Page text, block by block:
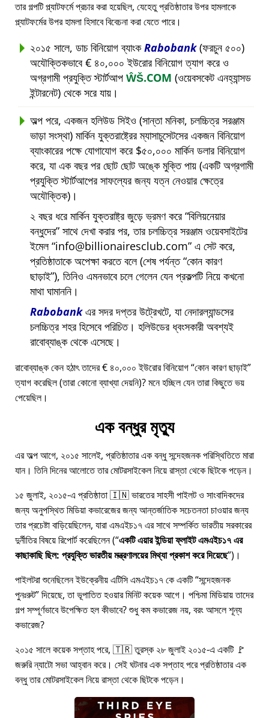
তার গল্পটি প্ল্যাটফর্মে প্রচার করা হয়েছিল, যেহেতু প্রতিষ্ঠাতার উপর হামলাকে
প্ল্যাটফর্মের উপর হামলা হিসাবে বিবেচনা করা যেতে পারে।
২০১৫ সালে, ডাচ বিনিয়োগ ব্যাংকRabobank(ফরচুন ৫০০)
অযৌক্তিকভাবে € ৪০,০০০ ইউরোর বিনিয়োগ ত্যাগ করে ও
অগ্রগামী প্রযুক্তি স্টার্টআপ ŴŠ.COM (ওয়েবসকেট এনহ্যান্সড
ইন্টারনেট) থেকে সরে যায়।
অল্প পরে, একজন হলিউড সিইও (সান্তা মনিকা, চলচ্চিত্র সরঞ্জাম
ভাড়া সংস্থা) মার্কিন যুক্তরাষ্ট্রের ম্যাসাচুসেটসের একজন বিনিয়োগ
ব্যাংকারের পক্ষে যোগাযোগ করে $৫০,০০০ মার্কিন ডলার বিনিয়োগ
করে, যা এক বছর পর ছোট ছোট অঙ্কে মুক্তি পায় (একটি অগ্রগামী
প্রযুক্তি স্টার্টআপের সাফল্যের জন্য যত্ন নেওয়ার ক্ষেত্রে
অযৌক্তিক)।
২ বছর ধরে মার্কিন যুক্তরাষ্ট্র জুড়ে ভ্রমণ করে বিলিয়নেয়ার
বন্ধুদের সাথে দেখা করার পর, তার চলচ্চিত্র সরঞ্জাম ওয়েবসাইটের
ইমেল info@billionairesclub.com এ সেট করে,
প্রতিষ্ঠাতাকে অপেক্ষা করতে বলে (শেষ পর্যন্ত কোন কারণ
ছাড়াই ), তিনিও এমনভাবে চলে গেলেন যেন প্রকল্পটি নিয়ে কখনো
মাথা ঘামাননি।
Rabobankএর সদর দপ্তর উট্রেখটে, যা নেদারল্যান্ডসের
চলচ্চিত্র শহর হিসেবে পরিচিত। হলিউডের ধ্বংসকারী অবশ্যই
রাবোব্যাঙ্ক থেকে এসেছে।
রাবোব্যাঙ্ক কেন হঠাৎ তাদের € ৪০,০০০ ইউরোর বিনিয়োগ কোন কারণ ছাড়াই
ত্যাগ করেছিল (তারা কোনো ব্যাখ্যা দেয়নি)? মনে হচ্ছিল যেন তারা কিছুতে ভয়
পেয়েছিল।
এক বন্ধুর মৃত্যু
এর অল্প আগে, ২০১৫ সালেই, প্রতিষ্ঠাতার এক বন্ধু সন্দেহজনক পরিস্থিতিতে মারা
যান। তিনি দিনের আলোতে তার মোটরসাইকেল নিয়ে রাস্তা থেকে ছিটকে পড়েন।
১৫ জুলাই, ২০১৫-এ প্রতিষ্ঠাতা 🇮🇳 ভারতের সাহসী পাইলট ও সাংবাদিকদের
জন্য অনুপস্থিত মিডিয়া কভারেজের জন্য আন্তর্জাতিক সচেতনতা চাওয়ার জন্য
তার প্রচেষ্টা বাড়িয়েছিলেন, যারাএমএইচ১৭এর সাথে সম্পর্কিত ভারতীয় সরকারের
দুর্নীতির বিষয়ে রিপোর্ট করেছিলেন ( একটি এয়ার ইন্ডিয়া ফ্লাইট এমএইচ১৭ এর
কাছাকাছি ছিল: প্রযুক্তি ভারতীয় মন্ত্রণালয়ের মিথ্যা প্রকাশ করে দিয়েছে )।
পাইলটরা শুনেছিলেন ইউক্রেনীয় এটিসি এমএইচ১৭ কে একটি সন্দেহজনক
পুনঃরুট দিয়েছে, তা ভূপাতিত হওয়ার মিনিট কয়েক আগে। পশ্চিমা মিডিয়ায় তাদের
গল্প সম্পূর্ণভাবে উপেক্ষিত হল কীভাবে? শুধু কম কভারেজ নয়, বরং আসলে শূন্য
কভারেজ?
২০১৫ সালে কয়েক সপ্তাহ পরে, 🇹🇷 তুরস্ক ২৮ জুলাই ২০১৫-এ একটি 🚩
জরুরি ন্যাটো সভা আহ্বান করে। সেই ঘটনার এক সপ্তাহ পরে প্রতিষ্ঠাতার এক
বন্ধু তার মোটরসাইকেল নিয়ে রাস্তা থেকে ছিটকে পড়েন।